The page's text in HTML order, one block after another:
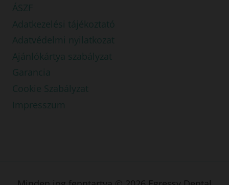
ÁSZF
Adatkezelési tájékoztató
Adatvédelmi nyilatkozat
Ajánlókártya szabályzat
Garancia
Cookie Szabályzat
Impresszum